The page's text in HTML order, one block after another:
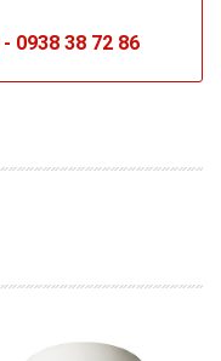
- 0938 38 72 86